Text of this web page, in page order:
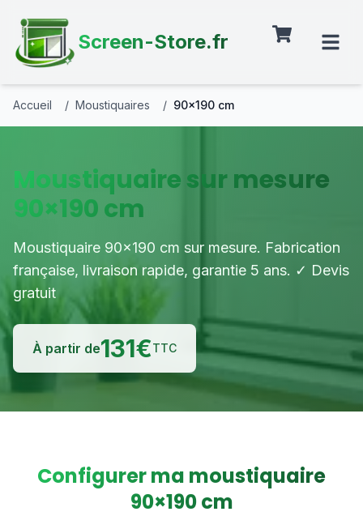
Screen-Store.fr
Accueil / Moustiquaires / 90×190 cm
Moustiquaire sur mesure
90×190 cm
Moustiquaire 90×190 cm sur mesure. Fabrication
française, livraison rapide, garantie 5 ans. ✓ Devis
gratuit
À partir de131€TTC
Configurer ma moustiquaire
90×190cm